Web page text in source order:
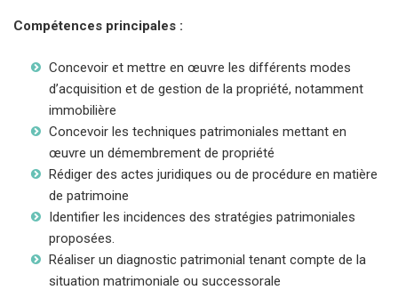
Compétences principales :
Concevoir et mettre en œuvre les différents modes
d’acquisition et de gestion de la propriété, notamment
immobilière
Concevoir les techniques patrimoniales mettant en
œuvre un démembrement de propriété
Rédiger des actes juridiques ou de procédure en matière
de patrimoine
Identifier les incidences des stratégies patrimoniales
proposées.
Réaliser un diagnostic patrimonial tenant compte de la
situation matrimoniale ou successorale